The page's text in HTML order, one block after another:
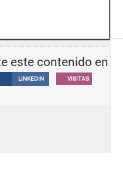
este contenido en
LINKEDIN VISITAS